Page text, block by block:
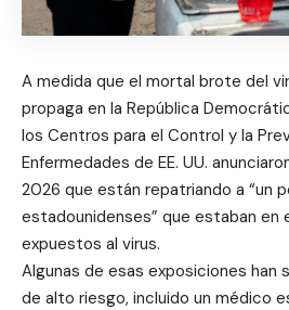
A medida que el mortal brote del
propaga en la República
los Centros para el Control y la
Enfermedades de EE. UU.
2026 que están repatriando a “un
estadounidenses” que estaban en
expuestos al virus.
Algunas de esas exposiciones han
de alto riesgo, incluido un médico